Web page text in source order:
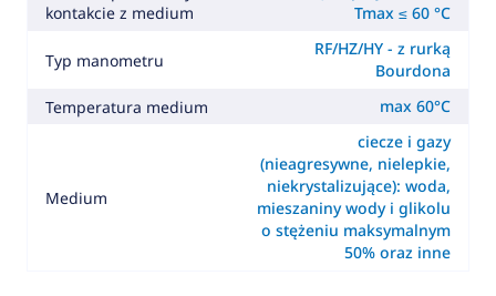
kontakcie z medium
Tmax ≤ 60 °C
Typ manometru
RF/HZ/HY - z rurką
Bourdona
Temperatura medium
max 60°C
Medium
ciecze i gazy
(nieagresywne, nielepkie,
niekrystalizujące): woda,
mieszaniny wody i glikolu
o stężeniu maksymalnym
50% oraz inne